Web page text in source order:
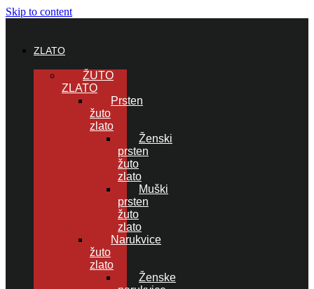
Skip to content
ZLATO
ŽUTO
ZLATO
Prsten
žuto
zlato
Ženski
prsten
žuto
zlato
Muški
prsten
žuto
zlato
Narukvice
žuto
zlato
Ženske